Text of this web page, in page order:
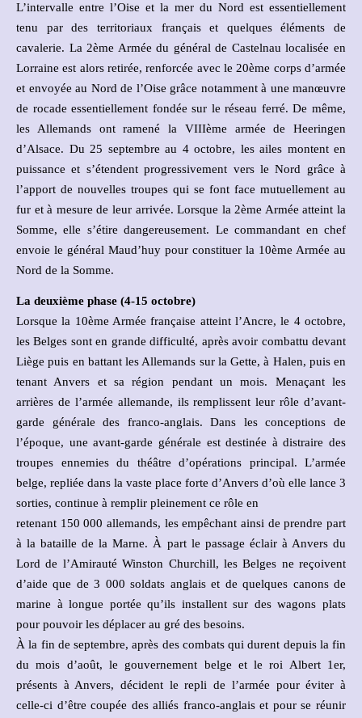
L’intervalle entre l’Oise et la mer du Nord est essentiellement
tenu par des territoriaux français et quelques éléments de
cavalerie. La 2ème Armée du général de Castelnau localisée en
Lorraine est alors retirée, renforcée avec le 20ème corps d’armée
et envoyée au Nord de l’Oise grâce notamment à une manœuvre
de rocade essentiellement fondée sur le réseau ferré. De même,
les Allemands ont ramené la VIIIème armée de Heeringen
d’Alsace. Du 25 septembre au 4 octobre, les ailes montent en
puissance et s’étendent progressivement vers le Nord grâce à
l’apport de nouvelles troupes qui se font face mutuellement au
fur et à mesure de leur arrivée. Lorsque la 2ème Armée atteint la
Somme, elle s’étire dangereusement. Le commandant en chef
envoie le général Maud’huy pour constituer la 10ème Armée au
Nord de la Somme.
La deuxième phase (4-15 octobre)
Lorsque la 10ème Armée française atteint l’Ancre, le 4 octobre,
les Belges sont en grande difficulté, après avoir combattu devant
Liège puis en battant les Allemands sur la Gette, à Halen, puis en
tenant Anvers et sa région pendant un mois. Menaçant les
arrières de l’armée allemande, ils remplissent leur rôle d’avant-
garde générale des franco-anglais. Dans les conceptions de
l’époque, une avant-garde générale est destinée à distraire des
troupes ennemies du théâtre d’opérations principal. L’armée
belge, repliée dans la vaste place forte d’Anvers d’où elle lance 3
sorties, continue à remplir pleinement ce rôle en
retenant 150 000 allemands, les empêchant ainsi de prendre part
à la bataille de la Marne. À part le passage éclair à Anvers du
Lord de l’Amirauté Winston Churchill, les Belges ne reçoivent
d’aide que de 3 000 soldats anglais et de quelques canons de
marine à longue portée qu’ils installent sur des wagons plats
pour pouvoir les déplacer au gré des besoins.
À la fin de septembre, après des combats qui durent depuis la fin
du mois d’août, le gouvernement belge et le roi Albert 1er,
présents à Anvers, décident le repli de l’armée pour éviter à
celle-ci d’être coupée des alliés franco-anglais et pour se réunir